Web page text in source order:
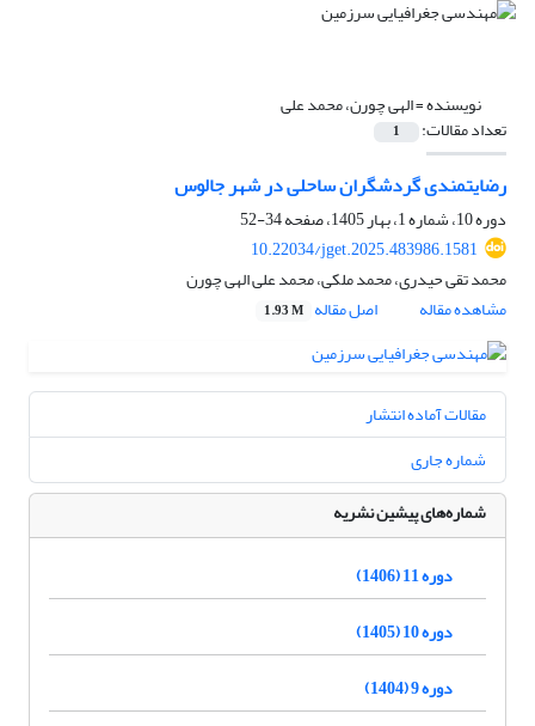
نویسنده =الهی چورن، محمد علی
تعداد مقالات: 1
رضایتمندی گردشگران ساحلی در شهر جالوس
دوره 10، شماره 1، بهار 1405، صفحه
34-52
10.22034/jget.2025.483986.1581
محمد تقی حیدری، محمد ملکی، محمد علی الهی چورن
مشاهده مقاله
اصل مقاله 1.93 M
مقالات آماده انتشار
شماره جاری
شماره‌های پیشین نشریه
دوره 11 (1406)
دوره 10 (1405)
دوره 9 (1404)